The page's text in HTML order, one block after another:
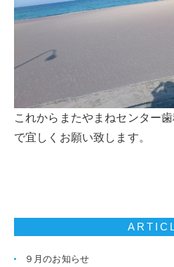
これからまたやまねセンター
で宜しくお願い致します。
９月のお知らせ